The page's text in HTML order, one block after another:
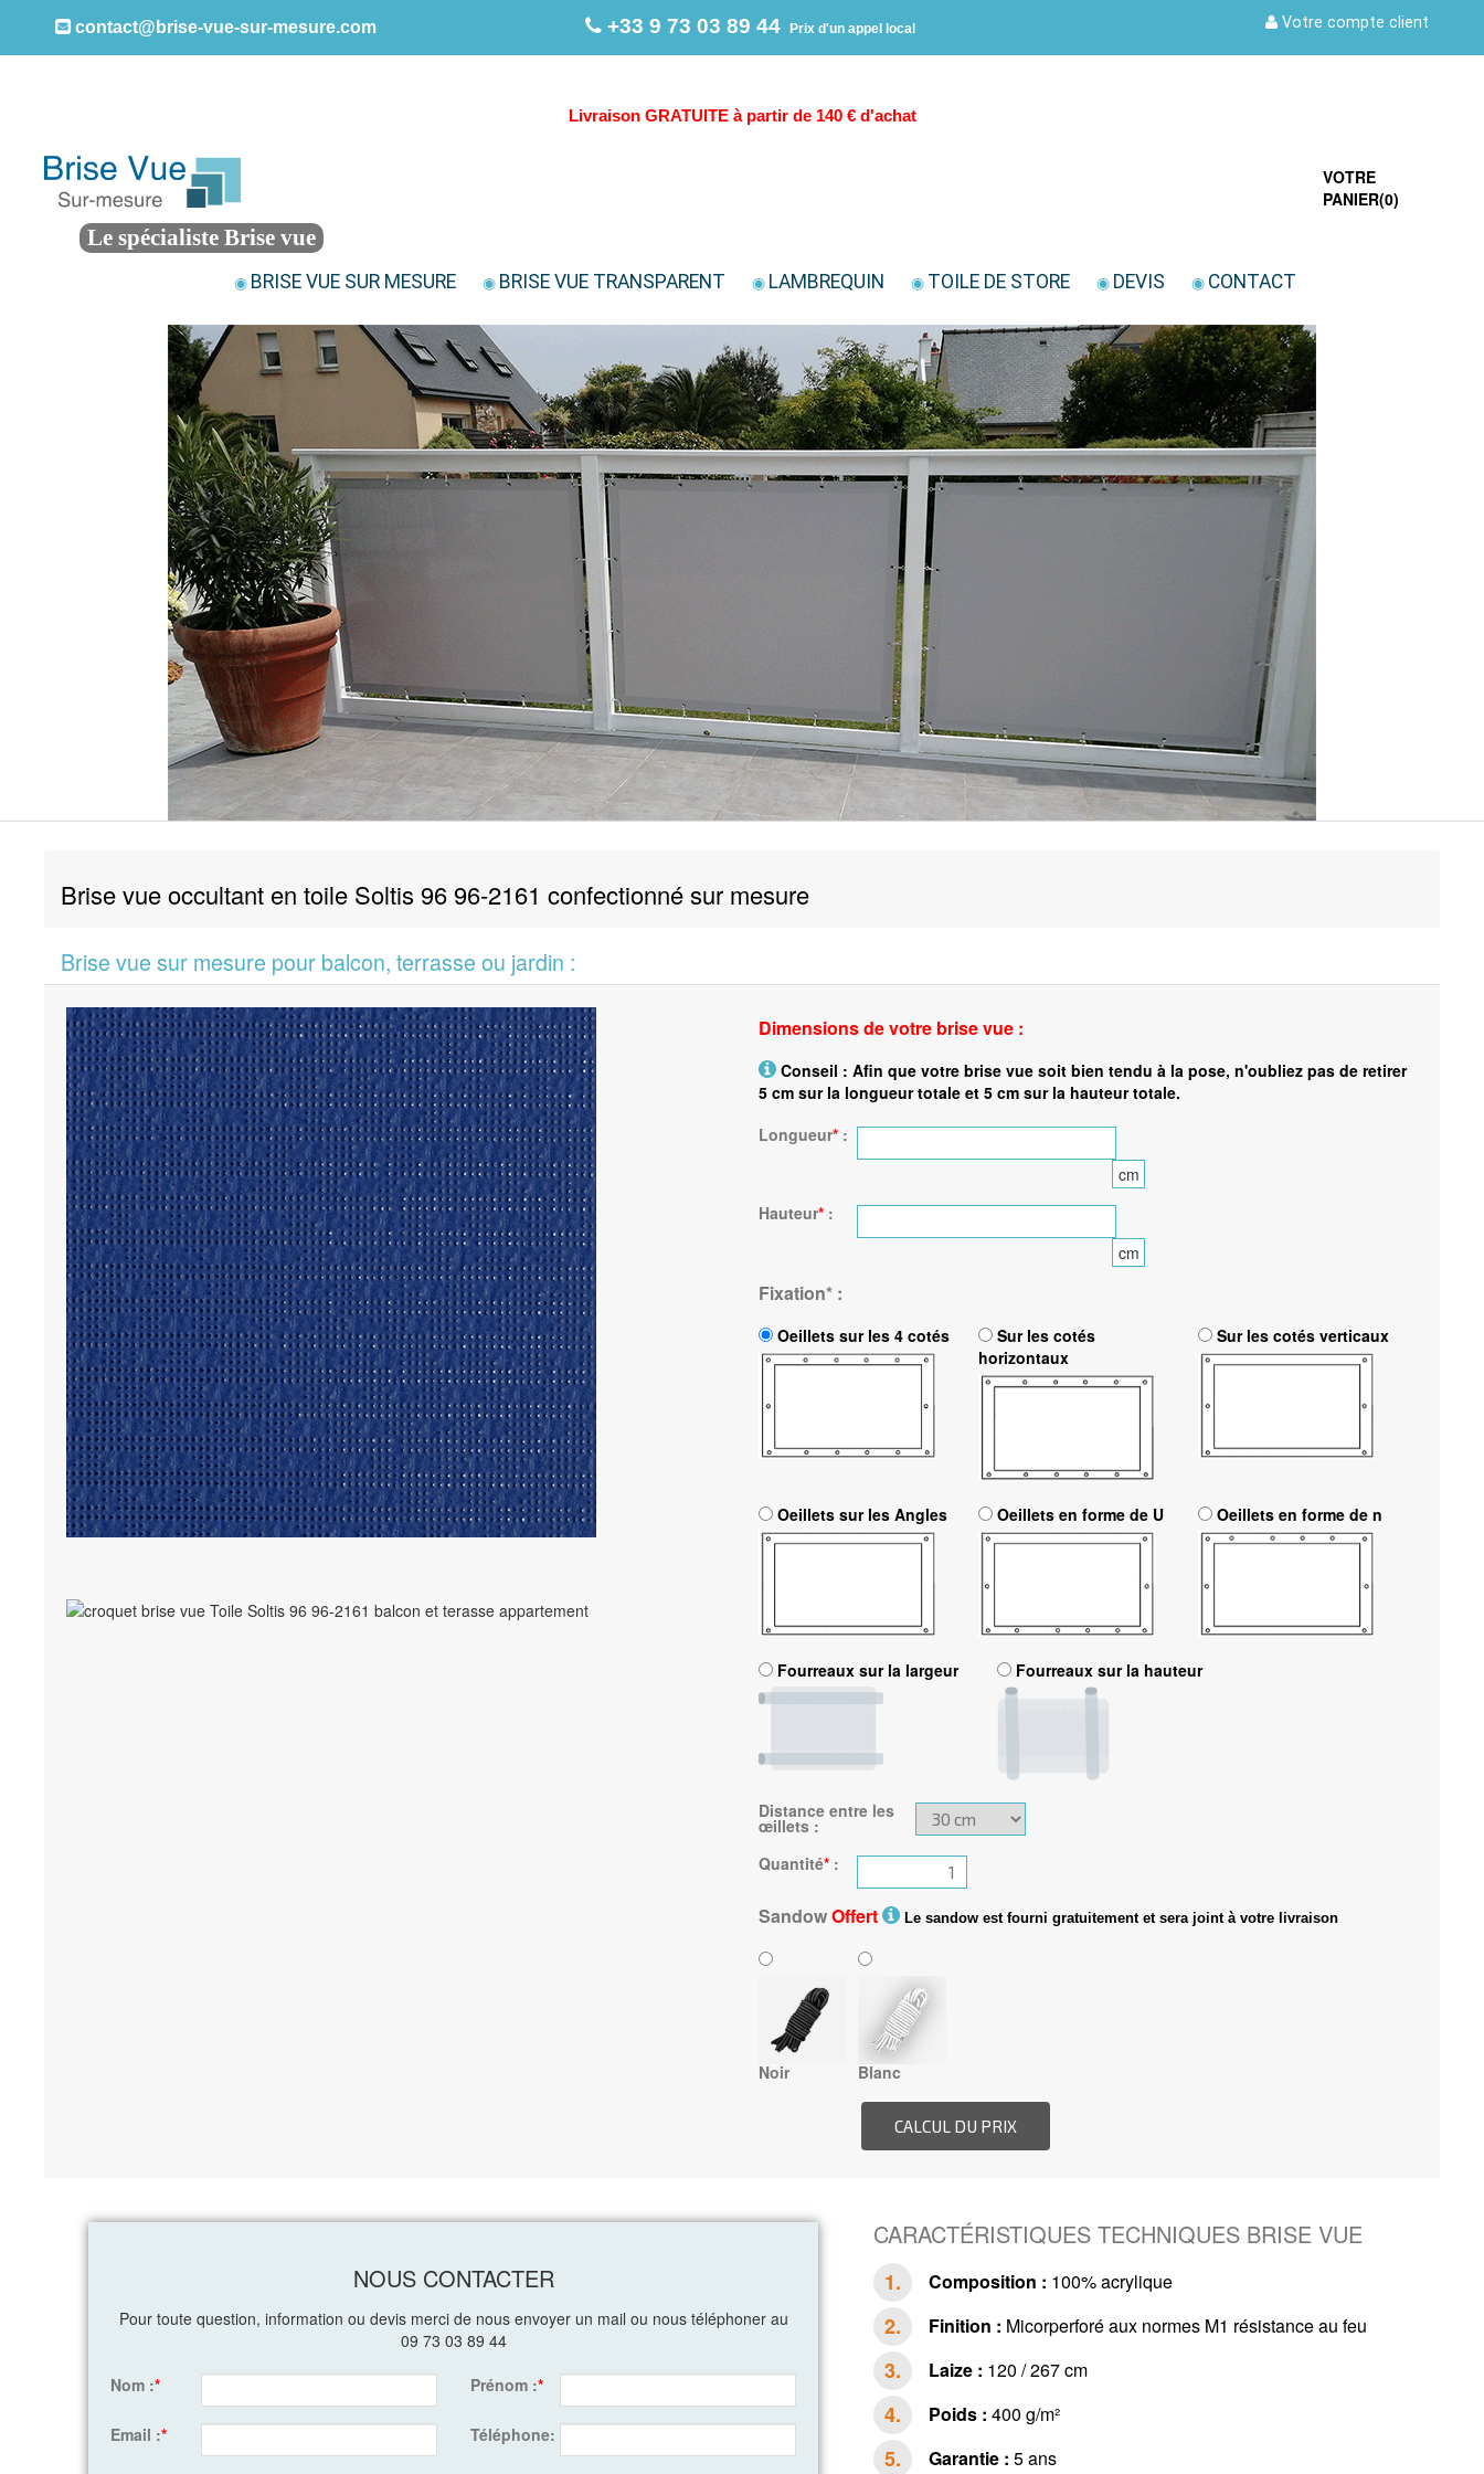
contact@brise-vue-sur-mesure.com +33 9 73 03 89 44 Prix d'un appel local Votre compte client
Livraison GRATUITE à partir de 140 € d'achat
Le spécialiste Brise vue
◉ BRISE VUE SUR MESURE ◉ BRISE VUE TRANSPARENT ◉ LAMBREQUIN ◉ TOILE DE STORE ◉ DEVIS ◉ CONTACT
VOTRE
PANIER(0)
Brise vue occultant en toile Soltis 96 96-2161 confectionné sur mesure
Brise vue sur mesure pour balcon, terrasse ou jardin :
Dimensions de votre brise vue :
Conseil : Afin que votre brise vue soit bien tendu à la pose, n'oubliez pas de retirer
5 cm sur la longueur totale et 5 cm sur la hauteur totale.
Longueur*:
cm
Hauteur*:
cm
Fixation*:
Oeillets sur les 4 cotés
Sur les cotés
horizontaux
Sur les cotés verticaux
Oeillets sur les Angles Oeillets en forme de U Oeillets en forme de n
Fourreaux sur la largeur Fourreaux sur la hauteur
Distance entre les
œillets:
Quantité*:
SandowOffert Le sandow est fourni gratuitement et sera joint à votre livraison
Noir Blanc
NOUS CONTACTER
Pour toute question, information ou devis merci de nous envoyer un mail ou nous téléphoner au
09 73 03 89 44
Nom :* Prénom :*
Email :* Téléphone:
CARACTÉRISTIQUES TECHNIQUES BRISE VUE
Composition : 100% acrylique
Finition : Micorperforé aux normes M1 résistance au feu
Laize : 120 / 267 cm
Poids : 400 g/m²
Garantie : 5 ans